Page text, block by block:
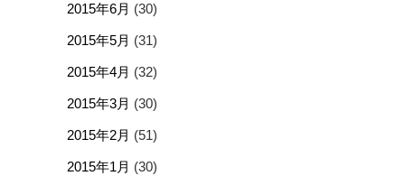
2015年6月 (30)
2015年5月 (31)
2015年4月 (32)
2015年3月 (30)
2015年2月 (51)
2015年1月 (30)